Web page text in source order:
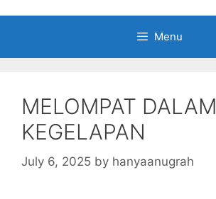
Menu
MELOMPAT DALAM
KEGELAPAN
July 6, 2025 by hanyaanugrah